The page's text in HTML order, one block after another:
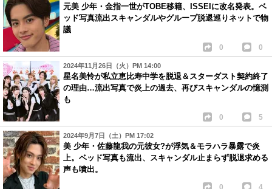
元美 少年・金指一世がTOBE移籍、ISSEIに改名発表。ベ
ッド写真流出スキャンダルやグループ脱退巡りネットで物
議
0 0
2024年11月26日（火）PM 14:00
星名美怜が私立恵比寿中学を脱退＆スターダスト契約終了
の理由…流出写真で炎上の過去、再びスキャンダルの憶測
も
0 5
2024年9月7日（土）PM 17:02
美 少年・佐藤龍我の元彼女?が浮気＆モラハラ暴露で炎
上。ベッド写真も流出、スキャンダル止まらず脱退求める
声も噴出。
0 4